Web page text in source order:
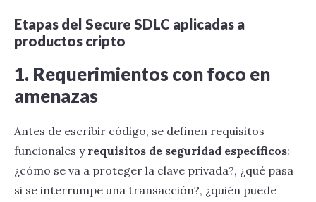
Etapas del Secure SDLC aplicadas a
productos cripto
1. Requerimientos con foco en
amenazas
Antes de escribir código, se definen requisitos
funcionales y requisitos de seguridad específicos:
¿cómo se va a proteger la clave privada?, ¿qué pasa
si se interrumpe una transacción?, ¿quién puede